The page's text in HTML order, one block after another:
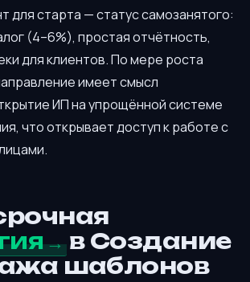
для старта — статус самозанятого:
(4–6%), простая отчётность,
для клиентов. По мере роста
имеет смысл
ИП на упрощённой системе
что открывает доступ к работе с
в Создание
шаблонов